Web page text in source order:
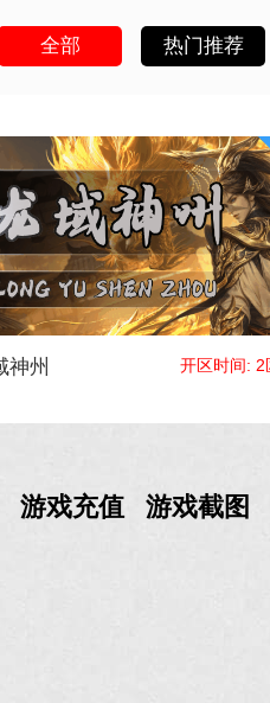
游戏充值 游戏截图